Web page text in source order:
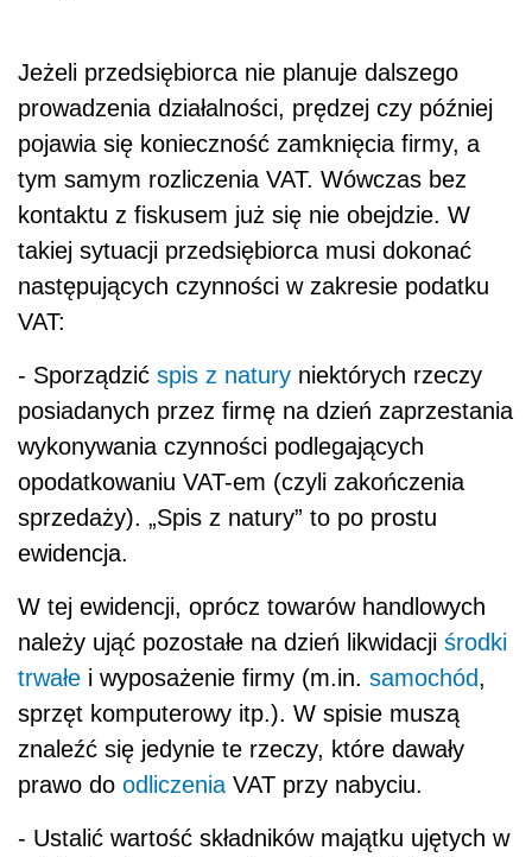
Jeżeli przedsiębiorca nie planuje dalszego
prowadzenia działalności, prędzej czy później
pojawia się konieczność zamknięcia firmy, a
tym samym rozliczenia VAT. Wówczas bez
kontaktu z fiskusem już się nie obejdzie. W
takiej sytuacji przedsiębiorca musi dokonać
następujących czynności w zakresie podatku
VAT:
- Sporządzić spis z natury niektórych rzeczy
posiadanych przez firmę na dzień zaprzestania
wykonywania czynności podlegających
opodatkowaniu VAT-em (czyli zakończenia
sprzedaży). „Spis z natury” to po prostu
ewidencja.
W tej ewidencji, oprócz towarów handlowych
należy ująć pozostałe na dzień likwidacji środki
trwałe i wyposażenie firmy (m.in. samochód,
sprzęt komputerowy itp.). W spisie muszą
znaleźć się jedynie te rzeczy, które dawały
prawo do odliczenia VAT przy nabyciu.
- Ustalić wartość składników majątku ujętych w